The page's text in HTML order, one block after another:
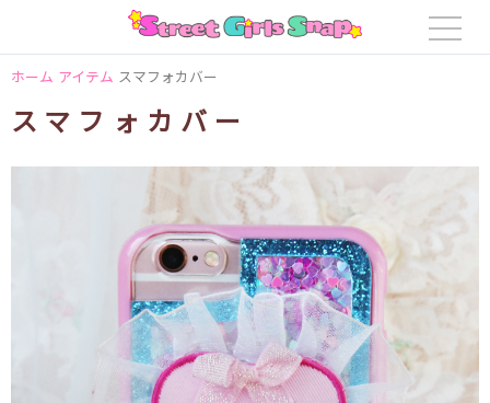
ホーム アイテム スマフォカバー
スマフォカバー